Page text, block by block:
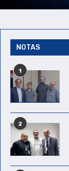
NOTAS
1
2